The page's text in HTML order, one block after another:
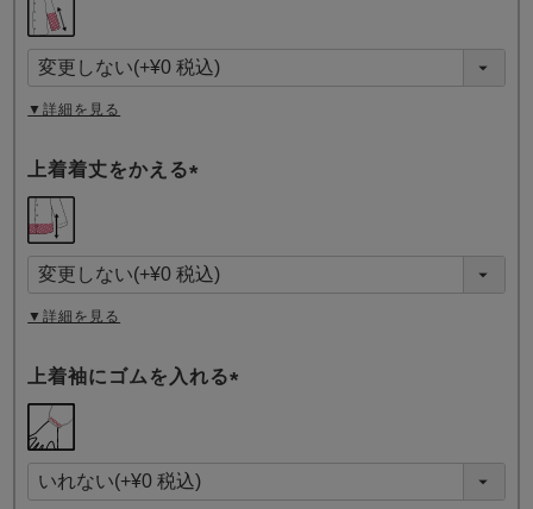
須
)
▼詳細を見る
上着着丈をかえる
須
)
▼詳細を見る
上着袖にゴムを入れる
須
)